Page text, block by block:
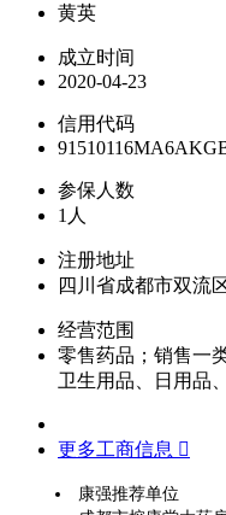
黄英
成立时间
2020-04-23
信用代码
参保人数
1人
注册地址
四川省成都市双流
经营范围
零售药品；销售一
卫生用品、日用品
更多工商信息 
康强推荐单位